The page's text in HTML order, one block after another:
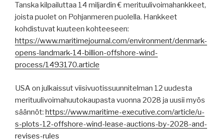
Tanska kilpailuttaa 14 miljardin € merituulivoimahankkeet,
joista puolet on Pohjanmeren puolella. Hankkeet
kohdistuvat kuuteen kohteeseen:
https://www.maritimejournal.com/environment/denmark-
opens-landmark-14-billion-offshore-wind-
process/1493170.article
USA on julkaissut viisivuotissuunnitelman 12 uudesta
merituulivoimahuutokaupasta vuonna 2028 ja uusii myös
säännöt: https://www.maritime-executive.com/article/u-
s-plots-12-offshore-wind-lease-auctions-by-2028-and-
revises-rules